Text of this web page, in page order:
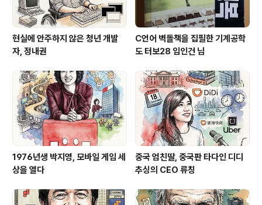
현실에 안주하지 않은 청년 개발
자, 정내권
C언어 벽돌책을 집필한 기계공학
도 터보28 임인건 님
1976년생 박지영, 모바일 게임 세
상을 열다
중국 엄친딸, 중국판 타다인 디디
추싱의 CEO 류칭